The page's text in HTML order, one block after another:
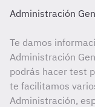
Administración
Te damos
Administración
podrás hacer test
te facilitamos
Administración,